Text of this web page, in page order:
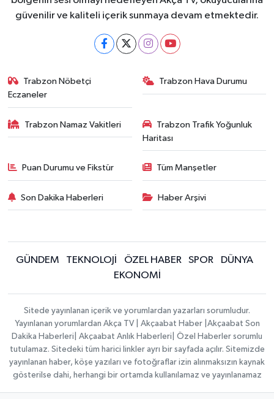
güvenilir ve kaliteli içerik sunmaya devam etmektedir.
Trabzon Nöbetçi
Eczaneler
Trabzon Hava Durumu
Trabzon Namaz Vakitleri
Trabzon Trafik Yoğunluk
Haritası
Puan Durumu ve Fikstür Tüm Manşetler
Son Dakika Haberleri Haber Arşivi
GÜNDEM TEKNOLOJİ ÖZEL HABER SPOR
DÜNYA
EKONOMİ
Sitede yayınlanan içerik ve yorumlardan yazarları sorumludur.
Yayınlanan yorumlardan Akça TV | Akçaabat Haber |Akçaabat Son
Dakika Haberleri| Akçaabat Anlık Haberleri| Özel Haberler sorumlu
tutulamaz. Sitedeki tüm harici linkler ayrı bir sayfada açılır. Sitemizde
yayınlanan haber, köşe yazıları ve fotoğraflar izin alınmaksızın kaynak
gösterilse dahi, herhangi bir ortamda kullanılamaz ve yayınlanamaz